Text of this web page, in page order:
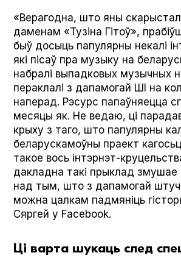
«Верагодна, што яны
даменам «Тузіна Гітоў»,
быў досыць папулярны некалі
які пісаў пра музыку на
набралі выпадковых музычных
пераклалі з дапамогай ШІ на
наперад. Рэсурс папаўняецца
месяцы як. Не ведаю, ці
крыху з таго, што папулярны
беларускамоўны праект
такое вось інтэрнэт-
дакладна такі прыклад
над тым, што з дапамогай
можна цалкам падмяніць
Сяргей у Face­book.
Ці варта шукаць след